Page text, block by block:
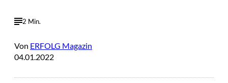
2 Min.
Von ERFOLG Magazin
04.01.2022